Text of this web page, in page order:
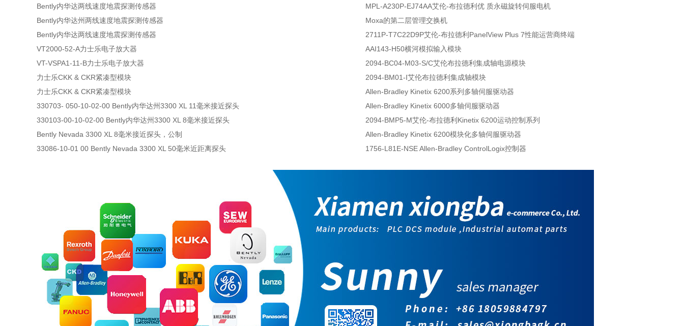
Bently内华达两线速度地震探测传感器
MPL-A230P-EJ74AA艾伦-布拉德利优 质永磁旋转伺服电机
Bently内华达州两线速度地震探测传感器
Moxa的第二层管理交换机
Bently内华达两线速度地震探测传感器
2711P-T7C22D9P艾伦-布拉德利PanelView Plus 7性能运营商终端
VT2000-52-A力士乐电子放大器
AAI143-H50横河模拟输入模块
VT-VSPA1-11-B力士乐电子放大器
2094-BC04-M03-S/C艾伦布拉德利集成轴电源模块
力士乐CKK & CKR紧凑型模块
2094-BM01-I艾伦布拉德利集成轴模块
力士乐CKK & CKR紧凑型模块
Allen-Bradley Kinetix 6200系列多轴伺服驱动器
330703- 050-10-02-00 Bently内华达州3300 XL 11毫米接近探头
Allen-Bradley Kinetix 6000多轴伺服驱动器
330103-00-10-02-00 Bently内华达州3300 XL 8毫米接近探头
2094-BMP5-M艾伦-布拉德利Kinetix 6200运动控制系列
Bently Nevada 3300 XL 8毫米接近探头，公制
Allen-Bradley Kinetix 6200模块化多轴伺服驱动器
33086-10-01 00 Bently Nevada 3300 XL 50毫米近距离探头
1756-L81E-NSE Allen-Bradley ControlLogix控制器